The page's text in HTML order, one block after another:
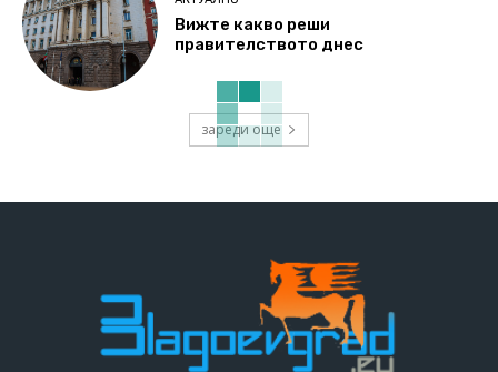
Вижте какво реши
правителството днес
зареди още